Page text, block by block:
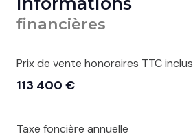
financières
Prix de vente honoraires TTC inclus
113 400 €
Taxe foncière annuelle